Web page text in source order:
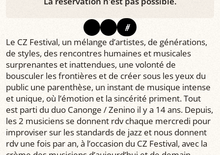
#
Le CZ Festival, un mélange d’artistes, de générations,
de styles, des rencontres humaines et musicales
surprenantes et inattendues, une volonté de
bousculer les frontières et de créer sous les yeux du
public une parenthèse, un instant de musique intense
et unique, où l’émotion et la sincérité priment. Tout
est parti du duo Canonge / Zenino il y a 14 ans. Depuis,
les 2 musiciens se donnent rdv chaque mercredi pour
improviser sur les standards de jazz et nous donnent
rdv une fois par an, à l’occasion du CZ Festival, avec la